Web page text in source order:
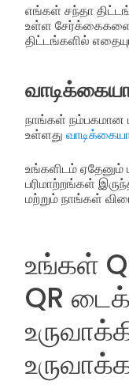
எங்கள் சந்தா
உள்ள
திட்டங்களில்
நாங்கள் நம்பகமான
உள்ளது
உங்களிடம் ஏதேனும்
பரிமாற்றங்கள்
மற்றும் நாங்கள்
உங்கள்
QR